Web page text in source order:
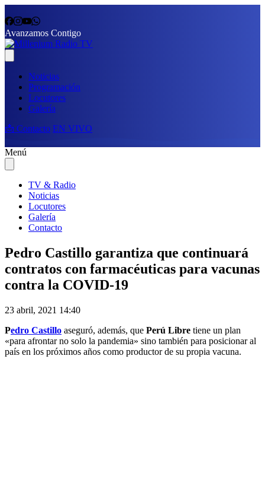
Avanzamos Contigo
Noticias
Programación
Locutores
Galería
📩 Contacto EN VIVO
Menú
TV & Radio
Noticias
Locutores
Galería
Contacto
Pedro Castillo garantiza que continuará
contratos con farmacéuticas para vacunas
contra la COVID-19
23 abril, 2021 14:40
Pedro Castillo aseguró, además, que Perú Libre tiene un plan
«para afrontar no solo la pandemia» sino también para posicionar al
país en los próximos años como productor de su propia vacuna.